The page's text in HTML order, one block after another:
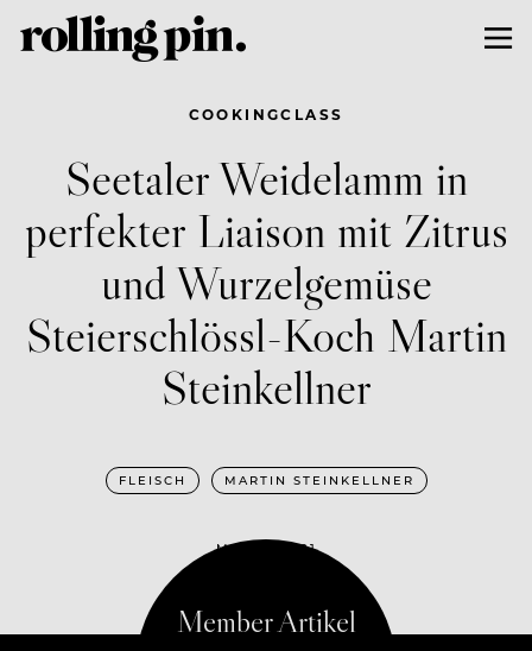
COOKINGCLASS
Seetaler Weidelamm in
perfekter Liaison mit Zitrus
und Wurzelgemüse
Steierschlössl-Koch Martin
Steinkellner
FLEISCH MARTIN STEINKELLNER
MAI 19, 2021